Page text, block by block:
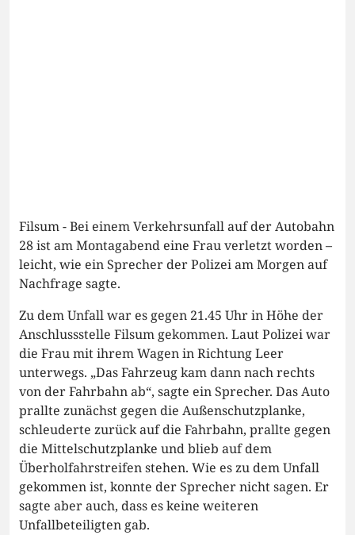
Filsum - Bei einem Verkehrsunfall auf der Autobahn
28 ist am Montagabend eine Frau verletzt worden –
leicht, wie ein Sprecher der Polizei am Morgen auf
Nachfrage sagte.
Zu dem Unfall war es gegen 21.45 Uhr in Höhe der
Anschlussstelle Filsum gekommen. Laut Polizei war
die Frau mit ihrem Wagen in Richtung Leer
unterwegs. „Das Fahrzeug kam dann nach rechts
von der Fahrbahn ab“, sagte ein Sprecher. Das Auto
prallte zunächst gegen die Außenschutzplanke,
schleuderte zurück auf die Fahrbahn, prallte gegen
die Mittelschutzplanke und blieb auf dem
Überholfahrstreifen stehen. Wie es zu dem Unfall
gekommen ist, konnte der Sprecher nicht sagen. Er
sagte aber auch, dass es keine weiteren
Unfallbeteiligten gab.